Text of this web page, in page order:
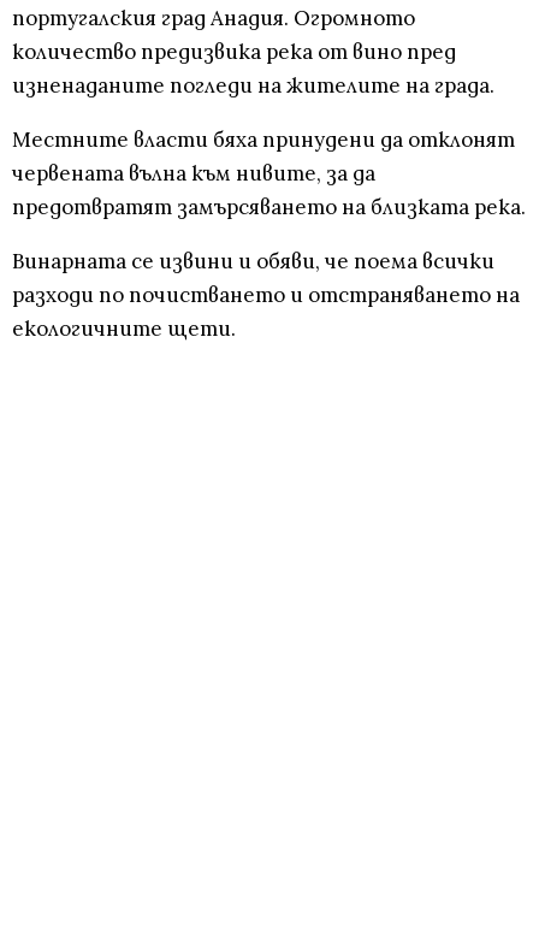
португалския град Анадия. Огромното
количество предизвика река от вино пред
изненаданите погледи на жителите на града.
Местните власти бяха принудени да отклонят
червената вълна към нивите, за да
предотвратят замърсяването на близката река.
Винарната се извини и обяви, че поема всички
разходи по почистването и отстраняването на
екологичните щети.